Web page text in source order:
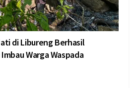
di Libureng Berhasil
Warga Waspada